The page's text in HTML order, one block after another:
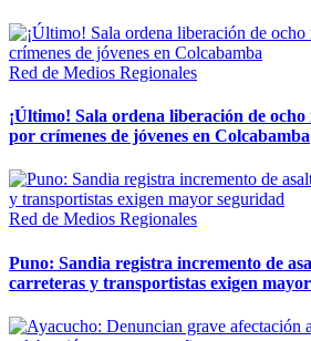
Red de Medios Regionales
¡Último! Sala ordena liberación de
por crímenes de jóvenes en Colcabamba
Red de Medios Regionales
Puno: Sandia registra incremento de
carreteras y transportistas exigen